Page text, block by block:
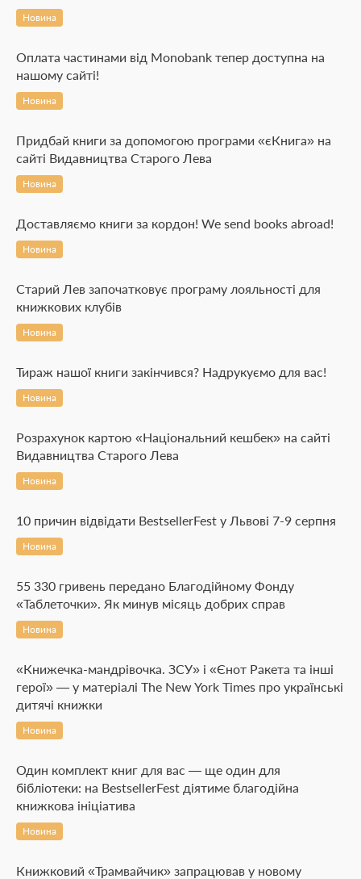
Новина
Оплата частинами від Monobank тепер доступна на
нашому сайті!
Новина
Придбай книги за допомогою програми «єКнига» на
сайті Видавництва Старого Лева
Новина
Доставляємо книги за кордон! We send books abroad!
Новина
Старий Лев започатковує програму лояльності для
книжкових клубів
Новина
Тираж нашої книги закінчився? Надрукуємо для вас!
Новина
Розрахунок картою «Національний кешбек» на сайті
Видавництва Старого Лева
Новина
10 причин відвідати BestsellerFest у Львові 7-9 серпня
Новина
55 330 гривень передано Благодійному Фонду
«Таблеточки». Як минув місяць добрих справ
Новина
«Книжечка-мандрівочка. ЗСУ» і «Єнот Ракета та інші
герої» — у матеріалі The New York Times про українські
дитячі книжки
Новина
Один комплект книг для вас — ще один для
бібліотеки: на BestsellerFest діятиме благодійна
книжкова ініціатива
Новина
Книжковий «Трамвайчик» запрацював у новому